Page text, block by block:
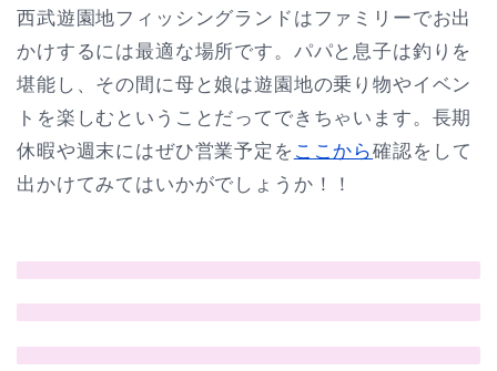
西武遊園地フィッシングランドはファミリーでお出
かけするには最適な場所です。パパと息子は釣りを
堪能し、その間に母と娘は遊園地の乗り物やイベン
トを楽しむということだってできちゃいます。長期
休暇や週末にはぜひ営業予定を ここから確認をして
出かけてみてはいかがでしょうか！！